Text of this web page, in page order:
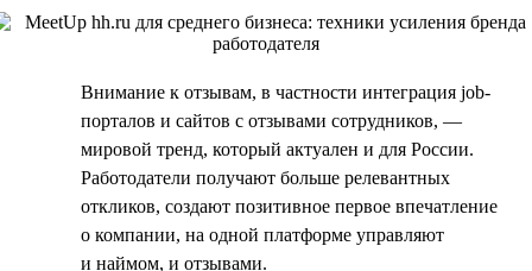
Внимание к отзывам, в частности интеграция job-
порталов и сайтов с отзывами сотрудников, —
мировой тренд, который актуален и для России.
Работодатели получают больше релевантных
откликов, создают позитивное первое впечатление
о компании, на одной платформе управляют
и наймом, и отзывами.